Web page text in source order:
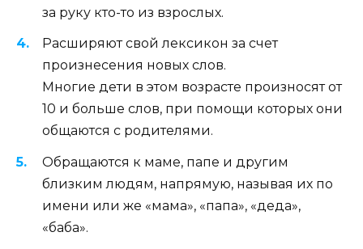
за руку кто-то из взрослых.
Расширяют свой лексикон за счет
произнесения новых слов.
Многие дети в этом возрасте произносят от
10 и больше слов, при помощи которых они
общаются с родителями.
Обращаются к маме, папе и другим
близким людям, напрямую, называя их по
имени или же «мама», «папа», «деда»,
«баба».